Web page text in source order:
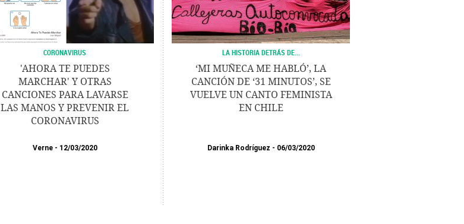
CORONAVIRUS
'AHORA TE PUEDES
MARCHAR' Y OTRAS
CANCIONES PARA LAVARSE
LAS MANOS Y PREVENIR EL
CORONAVIRUS
Verne 12/03/2020
LA HISTORIA DETRÁS DE...
‘MI MUÑECA ME HABLÓ’, LA
CANCIÓN DE ‘31 MINUTOS’, SE
VUELVE UN CANTO FEMINISTA
EN CHILE
Darinka Rodríguez 06/03/2020